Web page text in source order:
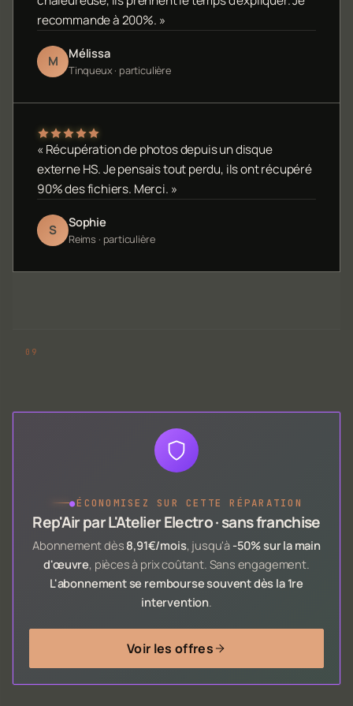
recommande à 200%. »
M Mélissa
Tinqueux · particulière
« Récupération de photos depuis un disque
externe HS. Je pensais tout perdu, ils ont récupéré
90% des fichiers. Merci. »
S Sophie
Reims · particulière
●ÉCONOMISEZ SUR CETTE RÉPARATION
Rep'Air par L'Atelier Electro · sans franchise
Abonnement dès 8,91€/mois, jusqu'à -50% sur la main
d'œuvre, pièces à prix coûtant. Sans engagement.
L'abonnement se rembourse souvent dès la 1re
intervention.
Voir les offres